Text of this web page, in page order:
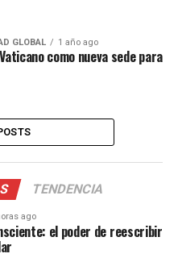
GLOBAL 1 año ago
como nueva sede para
TENDENCIA
ago
el poder de reescribir